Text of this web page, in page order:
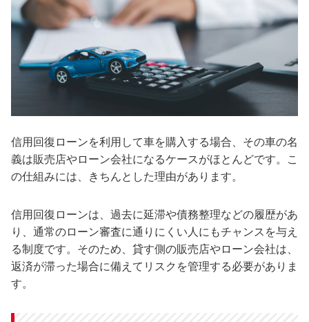
信用回復ローンを利用して車を購入する場合、その車の名
義は販売店やローン会社になるケースがほとんどです。こ
の仕組みには、きちんとした理由があります。
信用回復ローンは、過去に延滞や債務整理などの履歴があ
り、通常のローン審査に通りにくい人にもチャンスを与え
る制度です。そのため、貸す側の販売店やローン会社は、
返済が滞った場合に備えてリスクを管理する必要がありま
す。